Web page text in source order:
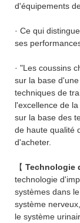
d'équipements
· Ce qui
ses
· "Les coussins
sur la base
techniques de
l'excellence de
sur la base des
de haute qualité
d'acheter.
【 Technologie
technologie
systèmes dans
système
le système